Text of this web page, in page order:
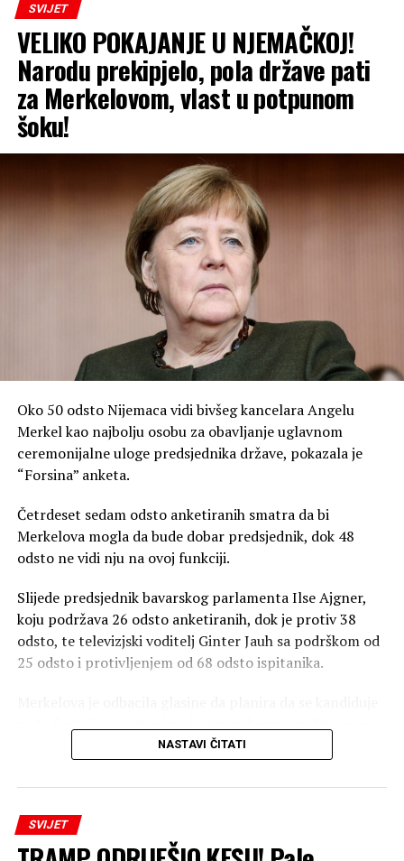
SVIJET
VELIKO POKAJANJE U NJEMAČKOJ!
Narodu prekipjelo, pola države pati
za Merkelovom, vlast u potpunom
šoku!
Oko 50 odsto Nijemaca vidi bivšeg kancelara Angelu
Merkel kao najbolju osobu za obavljanje uglavnom
ceremonijalne uloge predsjednika države, pokazala je
“Forsina” anketa.
Četrdeset sedam odsto anketiranih smatra da bi
Merkelova mogla da bude dobar predsjednik, dok 48
odsto ne vidi nju na ovoj funkciji.
Slijede predsjednik bavarskog parlamenta Ilse Ajgner,
koju podržava 26 odsto anketiranih, dok je protiv 38
odsto, te televizjski voditelj Ginter Jauh sa podrškom od
25 odsto i protivljenjem od 68 odsto ispitanika.
Sedamdeset četiri procenta ispitanika navode da ih ne
Pet odsto želi muškog kandidata, a 19 procanata navija
za ženu.
NASTAVI ČITATI
SVIJET